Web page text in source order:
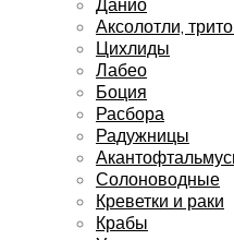
Аксолотли,
Цихлиды
Лабео
Боция
Расбора
Радужницы
Солоноводные
Креветки и раки
Крабы